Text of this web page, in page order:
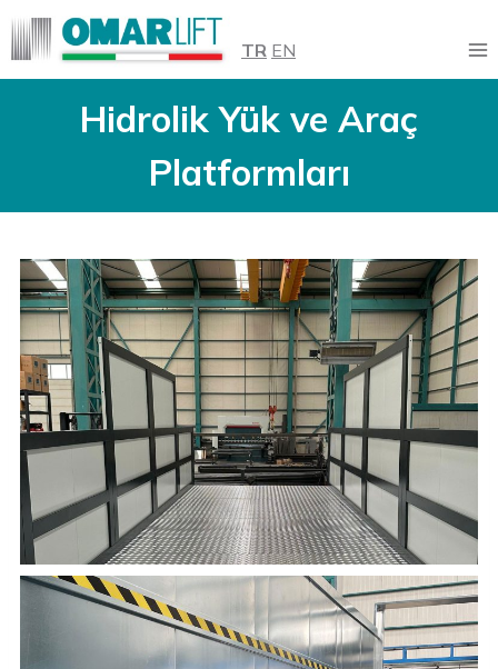
Skip
to
content
TR EN
Hidrolik Yük ve Araç
Platformları